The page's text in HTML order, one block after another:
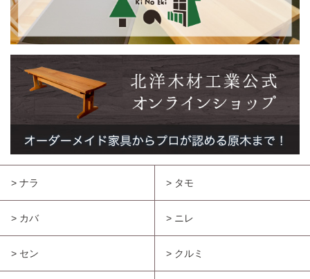
> ナラ > タモ
> カバ > ニレ
> セン > クルミ